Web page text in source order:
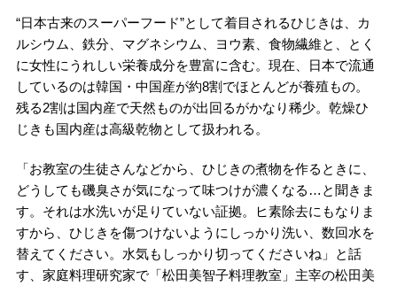
“日本古来のスーパーフード”として着目されるひじきは、カ
ルシウム、鉄分、マグネシウム、ヨウ素、食物繊維と、とく
に女性にうれしい栄養成分を豊富に含む。現在、日本で流通
しているのは韓国・中国産が約8割でほとんどが養殖もの。
残る2割は国内産で天然ものが出回るがかなり稀少。乾燥ひ
じきも国内産は高級乾物として扱われる。
「お教室の生徒さんなどから、ひじきの煮物を作るときに、
どうしても磯臭さが気になって味つけが濃くなる…と聞きま
す。それは水洗いが足りていない証拠。ヒ素除去にもなりま
すから、ひじきを傷つけないようにしっかり洗い、数回水を
替えてください。水気もしっかり切ってくださいね」と話
す、家庭料理研究家で「松田美智子料理教室」主宰の松田美